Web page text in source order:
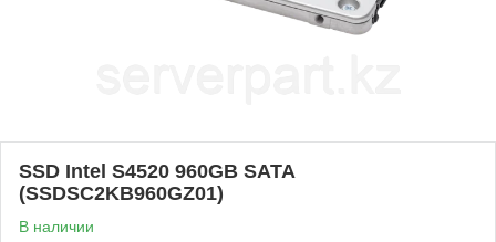
SSD Intel S4520 960GB SATA
(SSDSC2KB960GZ01)
В наличии